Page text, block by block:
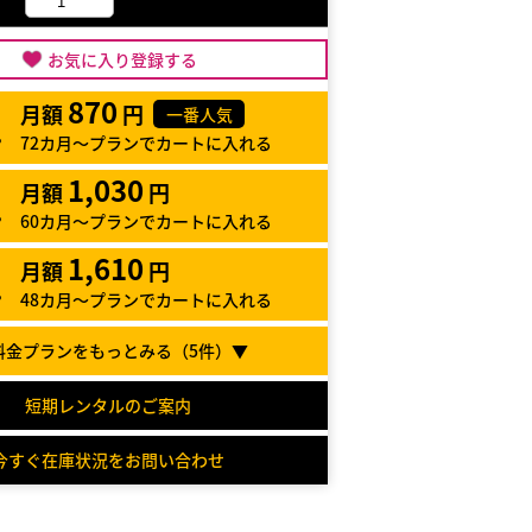
お気に入り登録する
月額 870 円
一番人気
72カ月～プランでカートに入れる
月額 1,030 円
60カ月～プランでカートに入れる
月額 1,610 円
48カ月～プランでカートに入れる
プランをもっとみる（5件）▼
短期レンタルのご案内
すぐ在庫状況をお問い合わせ